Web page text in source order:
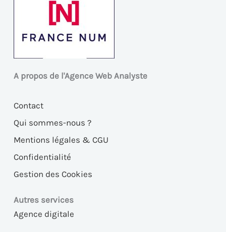
A propos de l'Agence Web Analyste
Contact
Qui sommes-nous ?
Mentions légales & CGU
Confidentialité
Gestion des Cookies
Autres services
Agence digitale